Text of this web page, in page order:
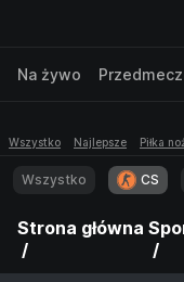
Na żywo
Wszystko Najlepsze Piłka
Wszystko CS
Strona główna